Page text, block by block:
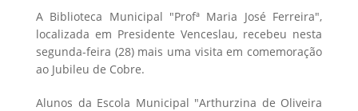
A Biblioteca Municipal "Profª Maria José Ferreira",
localizada em Presidente Venceslau, recebeu nesta
segunda-feira (28) mais uma visita em comemoração
ao Jubileu de Cobre.
Alunos da Escola Municipal "Arthurzina de Oliveira